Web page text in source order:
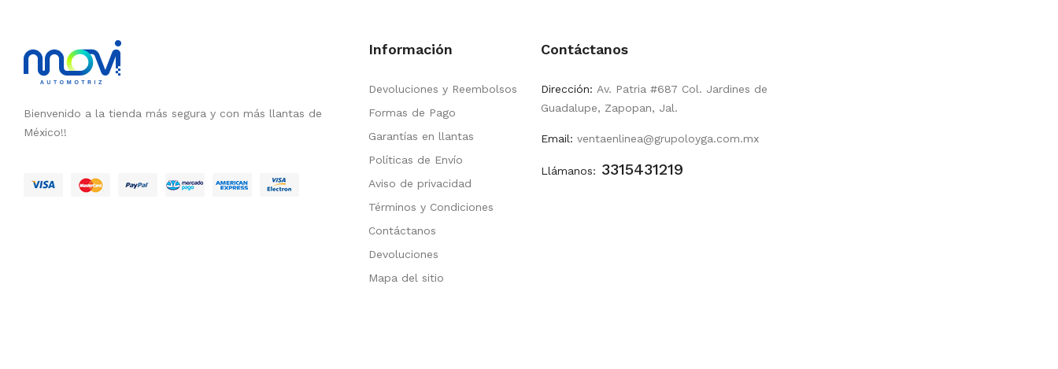
Bienvenido a la tienda más segura y con más llantas de
México!!
Información
Devoluciones y Reembolsos
Formas de Pago
Garantías en llantas
Políticas de Envío
Aviso de privacidad
Términos y Condiciones
Contáctanos
Devoluciones
Mapa del sitio
Contáctanos
Dirección: Av. Patria #687 Col. Jardines de
Guadalupe, Zapopan, Jal.
Email: ventaenlinea@grupoloyga.com.mx
Llámanos: 3315431219